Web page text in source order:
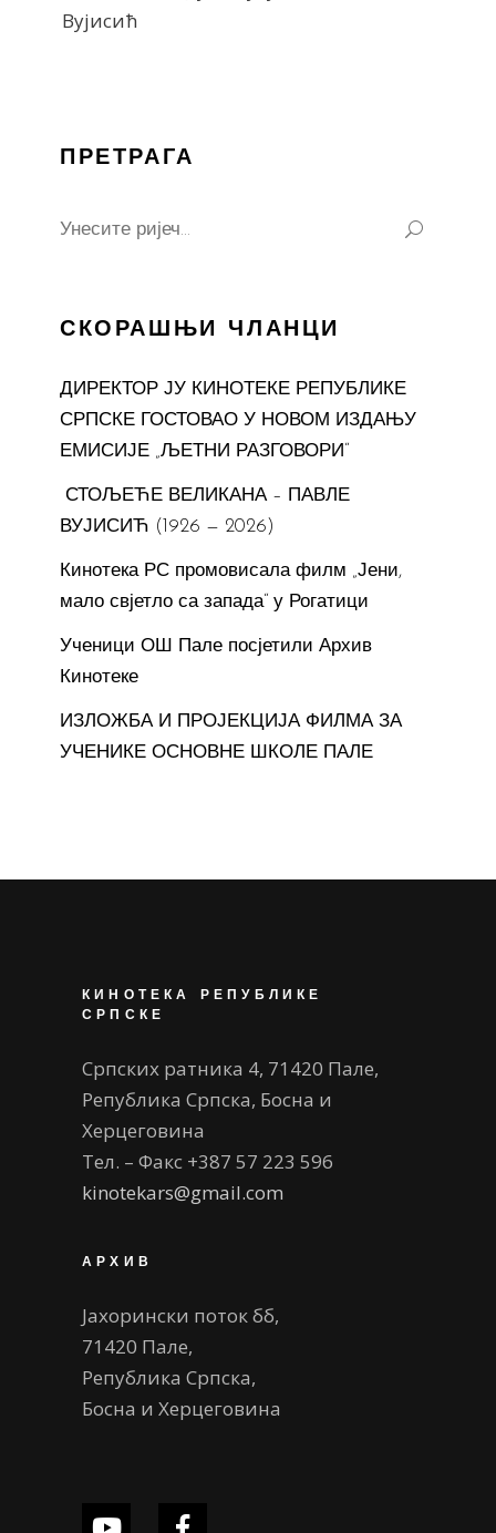
Вујисић
ПРЕТРАГА
for:
СКОРАШЊИ ЧЛАНЦИ
ДИРЕКТОР ЈУ КИНОТЕКЕ РЕПУБЛИКЕ
СРПСКЕ ГОСТОВАО У НОВОМ ИЗДАЊУ
ЕМИСИЈЕ „ЉЕТНИ РАЗГОВОРИ“
СТОЉЕЋЕ ВЕЛИКАНА – ПАВЛЕ
ВУЈИСИЋ (1926 — 2026)
Кинотека РС промовисала филм „Јени,
мало свјетло са запада“ у Рогатици
Ученици ОШ Пале посјетили Архив
Кинотеке
ИЗЛОЖБА И ПРОЈЕКЦИЈА ФИЛМА ЗА
УЧЕНИКЕ ОСНОВНЕ ШКОЛЕ ПАЛЕ
КИНОТЕКА РЕПУБЛИКЕ
СРПСКЕ
Српских ратника 4, 71420 Пале,
Република Српска, Босна и
Херцеговина
Тел. – Факс +387 57 223 596
kinotekars@gmail.com
АРХИВ
Јахорински поток бб,
71420 Пале,
Република Српска,
Босна и Херцеговина